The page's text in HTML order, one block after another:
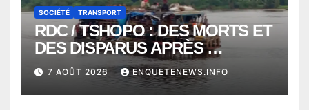
SOCIÉTÉ TRANSPORT
RDC / TSHOPO : DES MORTS ET
DES DISPARUS APRÈS
NAUFRAGE D’UNE BALEINIERE
À QUELQUES KILOMÈTRES DE
KISANGANI
7 AOÛT 2026 ENQUETENEWS.INFO